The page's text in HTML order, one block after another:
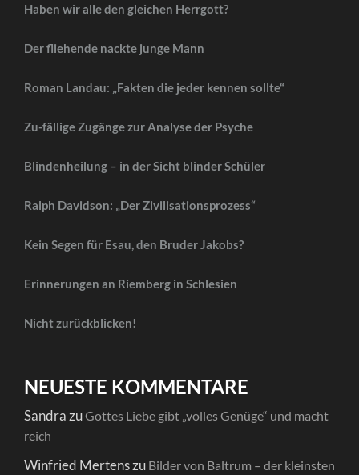
Haben wir alle den gleichen Herrgott?
Der fliehende nackte junge Mann
Roman Landau: „Fakten die jeder kennen sollte“
Zu-fällige Zugänge zur Analyse der Psyche
Blindenheilung – in der Sicht blinder Schüler
Ralph Davidson: „Der Zivilisationsprozess“
Kein Segen für Esau, den Bruder Jakobs?
Erinnerungen an Riemberg in Schlesien
Nicht zurückblicken!
NEUESTE KOMMENTARE
SandrazuGottes Liebe gibt „volles Genüge“ und macht
reich
Winfried Mertenszu Bilder von Baltrum – der kleinsten